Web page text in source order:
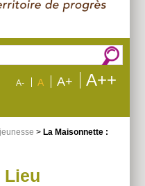
A- A A+ A++
> La Maisonnette :
Lieu